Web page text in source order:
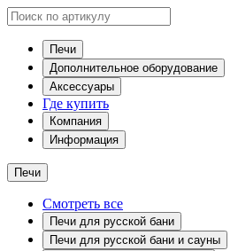
Печи
Дополнительное оборудование
Аксессуары
Где купить
Компания
Информация
Печи
Смотреть все
Печи для русской бани
Печи для русской бани и сауны